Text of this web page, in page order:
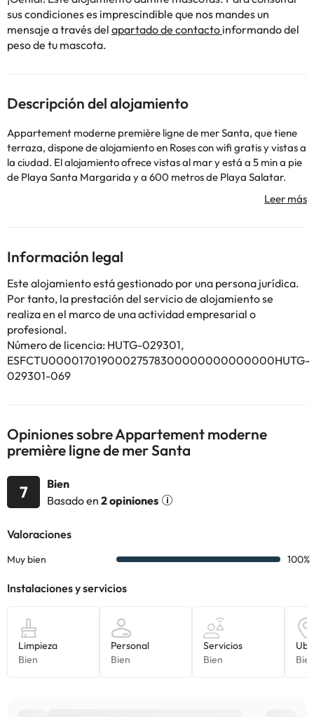
sus condiciones es imprescindible que nos mandes un
mensaje a través del apartado de contacto informando del
peso de tu mascota.
Descripción del alojamiento
Appartement moderne première ligne de mer Santa, que tiene
terraza, dispone de alojamiento en Roses con wifi gratis y vistas a
la ciudad. El alojamiento ofrece vistas al mar y está a 5 min a pie
de Playa Santa Margarida y a 600 metros de Playa Salatar.
Este apartamento tiene aire acondicionado y cuenta con 1
dormitorio, TV de pantalla plana vía satélite, zona de comedor,
aeropuerto (Aeropuerto de Girona - Costa Brava) está a 69 km.
En este alojamiento no se pueden celebrar despedidas de soltero
o soltera ni fiestas similares. Gestionado por un particular
Algunos de los servicios detallados pueden ser de pago. Puedes
consultar sus tarifas directamente en el establecimiento. Toda la
información de esta ficha está sujeta a cambios por parte del
alojamiento. Si tienes dudas, contáctanos.
Información legal
Este alojamiento está gestionado por una persona jurídica.
Por tanto, la prestación del servicio de alojamiento se
realiza en el marco de una actividad empresarial o
profesional.
Número de licencia: HUTG-029301,
ESFCTU00001701900027578300000000000000HUTG-
029301-069
Opiniones sobre Appartement moderne
première ligne de mer Santa
7
Bien
Basado en 2 opiniones